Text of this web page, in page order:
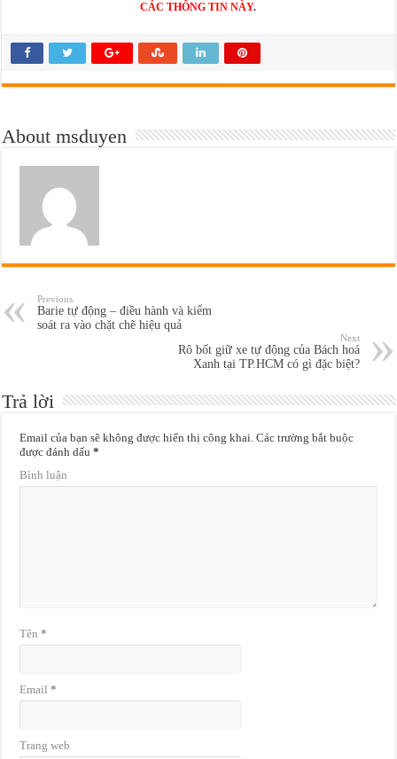
CÁC THÔNG TIN NÀY.
About msduyen
Previous
Barie tự động – điều hành và kiểm
soát ra vào chặt chẽ hiệu quả
Next
Rô bốt giữ xe tự động của Bách hoá
Xanh tại TP.HCM có gì đặc biệt?
Trả lời
Email của bạn sẽ không được hiển thị công khai. Các trường bắt buộc
được đánh dấu*
Bình luận
Tên*
Email*
Trang web